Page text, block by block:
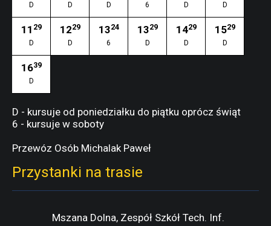
D D D 6 D D
11 29
D
1229
D
1324
6
1329
D
1429
D
1529
D
1639
D
D - kursuje od poniedziałku do piątku oprócz świąt
6 - kursuje w soboty
Przewóz Osób Michalak Paweł
Przystanki na trasie
Mszana Dolna, Zespół Szkół Tech. Inf.